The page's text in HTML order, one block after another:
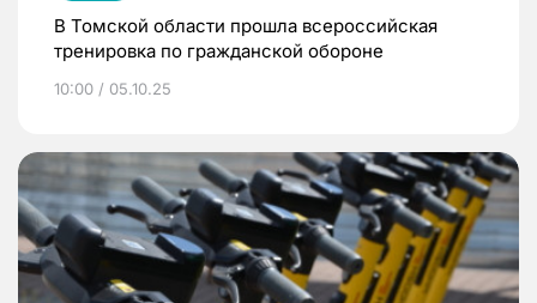
В Томской области прошла всероссийская
тренировка по гражданской обороне
10:00 / 05.10.25